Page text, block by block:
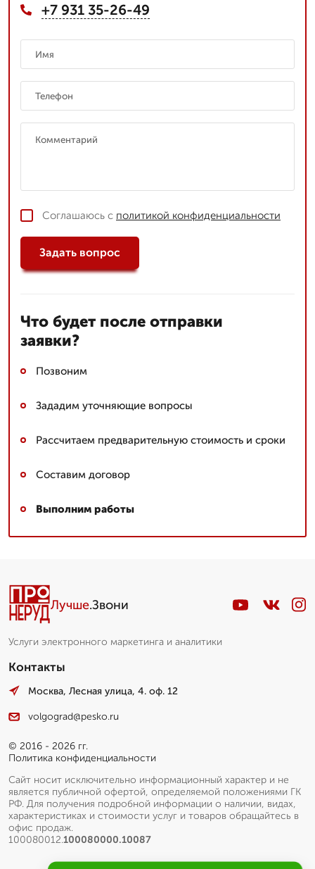
+7 931 35-26-49
Соглашаюсь с политикой конфиденциальности
Задать вопрос
Что будет после отправки
заявки?
Позвоним
Зададим уточняющие вопросы
Рассчитаем предварительную стоимость и сроки
Составим договор
Выполним работы
Лучше.Звони
Услуги электронного маркетинга и аналитики
Контакты
Москва, Лесная улица, 4. оф. 12
volgograd@pesko.ru
© 2016 - 2026 гг.
Политика конфиденциальности
Сайт носит исключительно информационный характер и не
является публичной офертой, определяемой положениями ГК
РФ. Для получения подробной информации о наличии, видах,
характеристиках и стоимости услуг и товаров обращайтесь в
офис продаж.
100080012.100080000.10087